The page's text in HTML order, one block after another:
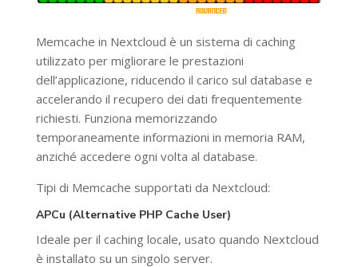
Memcache in Nextcloud è un sistema di caching
utilizzato per migliorare le prestazioni
dell’applicazione, riducendo il carico sul database e
accelerando il recupero dei dati frequentemente
richiesti. Funziona memorizzando
temporaneamente informazioni in memoria RAM,
anziché accedere ogni volta al database.
Tipi di Memcache supportati da Nextcloud:
APCu (Alternative PHP Cache User)
Ideale per il caching locale, usato quando Nextcloud
è installato su un singolo server.